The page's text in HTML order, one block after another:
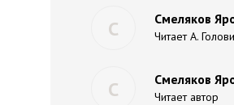
С Смеляков
Читает А.
С Смеляков
Читает автор